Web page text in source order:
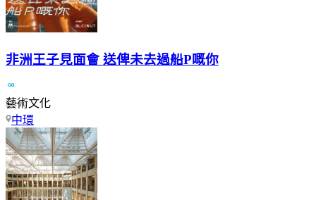
非洲王子見面會 送俾未去過船P嘅你
藝術文化
中環